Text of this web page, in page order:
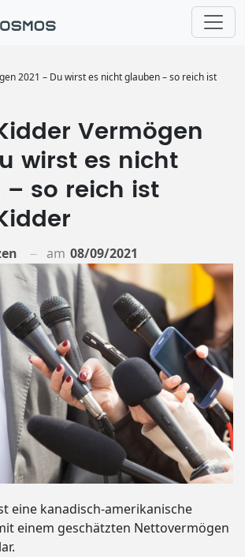
2021 – Du wirst es nicht glauben – so reich ist
Vermögen
wirst es nicht
so reich ist
am 08/09/2021
eine kanadisch-amerikanische
einem geschätzten Nettovermögen